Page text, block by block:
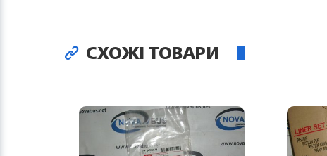
СХОЖІ ТОВАРИ